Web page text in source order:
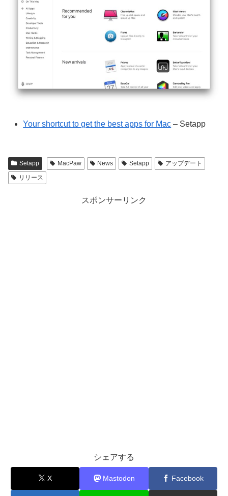
Your shortcut to get the best apps for Mac – Setapp
Setapp MacPaw News Setapp
アップデート
リリース
スポンサーリンク
シェアする
X Mastodon Facebook